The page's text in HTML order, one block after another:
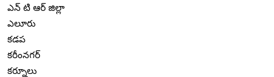
ఎన్ టి ఆర్ జిల్లా
ఎలూరు
కడప
కరీంనగర్
కర్నూలు